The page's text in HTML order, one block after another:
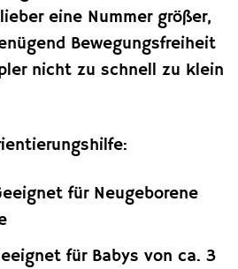
eine Nummer größer,
Bewegungsfreiheit
nicht zu schnell zu klein
für Neugeborene
für Babys von ca. 3